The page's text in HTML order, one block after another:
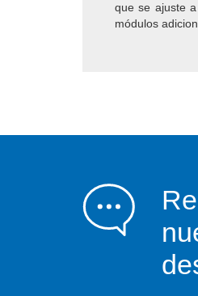
que se ajuste
módulos